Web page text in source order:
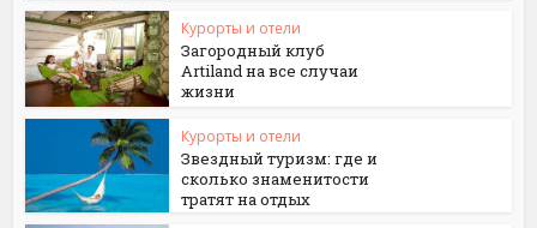
Курорты и отели
Загородный клуб
Artiland на все случаи
жизни
Курорты и отели
Звездный туризм: где и
сколько знаменитости
тратят на отдых